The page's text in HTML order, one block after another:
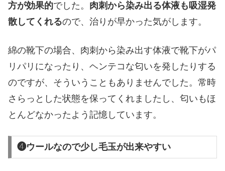
方が効果的でした。 肉刺から染み出る体液も吸湿発
散してくれるので、治りが早かった気がします。
綿の靴下の場合、肉刺から染み出す体液で靴下がパ
リパリになったり、ヘンテコな匂いを発したりする
のですが、そういうこともありませんでした。常時
さらっとした状態を保ってくれましたし、匂いもほ
とんどなかったよう記憶しています。
❹ウールなので少し毛玉が出来やすい